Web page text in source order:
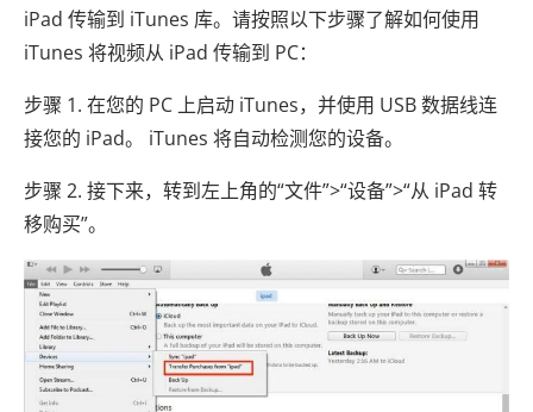
iPad 传输到 iTunes 库。请按照以下步骤了解如何使用
iTunes 将视频从 iPad 传输到 PC：
步骤 1. 在您的 PC 上启动 iTunes，并使用 USB 数据线连
接您的 iPad。 iTunes 将自动检测您的设备。
步骤 2. 接下来，转到左上角的“文件”>“设备”>“从 iPad 转
移购买”。